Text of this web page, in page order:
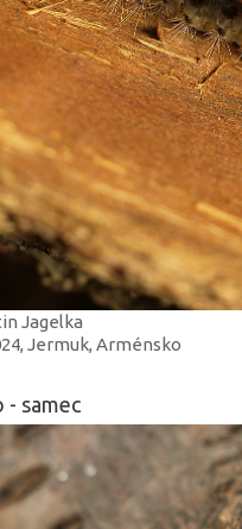
Jagelka
Jermuk, Arménsko
- samec